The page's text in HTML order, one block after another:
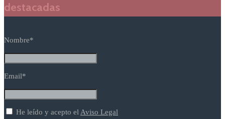
destacadas
Nombre*
Email*
He leído y acepto elAviso Legal